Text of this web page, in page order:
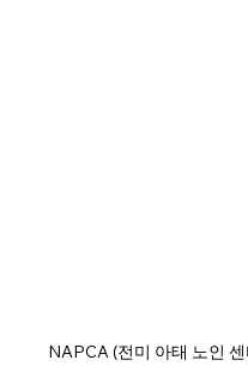
NAPCA (전미 아태 노인